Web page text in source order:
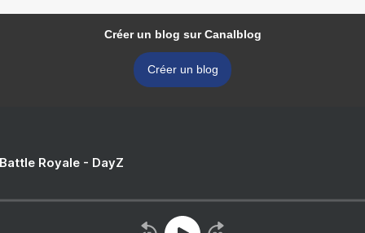
Créer un blog sur Canalblog
Créer un blog
Royale - DayZ